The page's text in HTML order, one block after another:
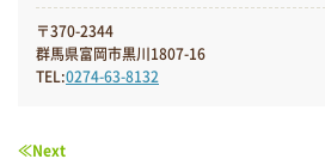
〒370-2344
群馬県富岡市黒川1807-16
TEL:0274-63-8132
≪Next